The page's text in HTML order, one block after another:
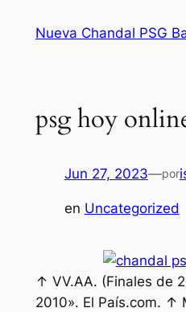
Nueva Chandal PSG
psg hoy
Jun 27, 2023—por
en Uncategorized
↑ VV.AA. (Finales de
2010». El País.com. ↑